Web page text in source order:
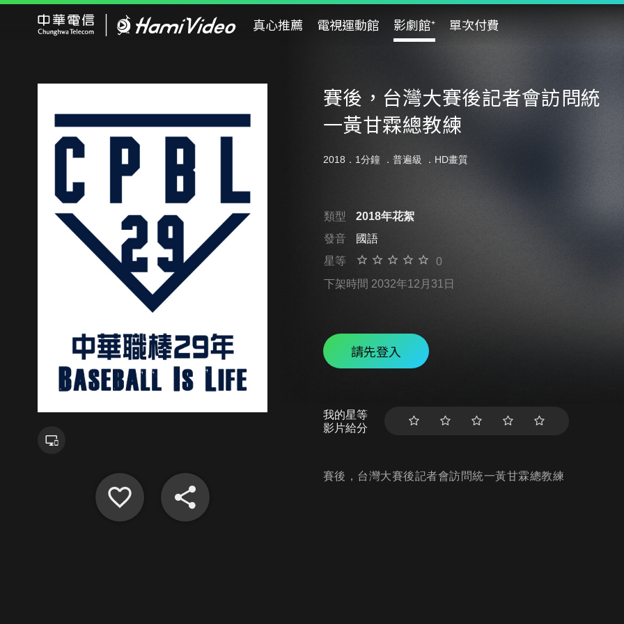
真心推薦 電視運動館 影劇館⁺ 單次付費
賽後，台灣大賽後記者會訪問統
一黃甘霖總教練
2018．1分鐘 ． 普遍級 ．HD畫質
類型
2018年花絮
發音
國語
星等
0
下架時間 2032年12月31日
請先登入
我的星等
影片給分
賽後，台灣大賽後記者會訪問統一黃甘霖總教練